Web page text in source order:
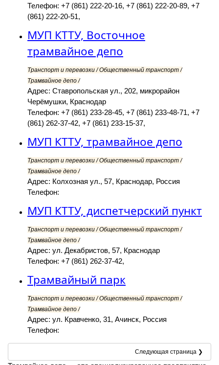
Телефон: +7 (861) 222-20-16, +7 (861) 222-20-89, +7
(861) 222-20-51,
МУП КТТУ, Восточное
трамвайное депо
Транспорт и перевозки / Общественный транспорт /
Трамвайное депо /
Адрес: Ставропольская ул., 202, микрорайон
Черёмушки, Краснодар
Телефон: +7 (861) 233-28-45, +7 (861) 233-48-71, +7
(861) 262-37-42, +7 (861) 233-15-37,
МУП КТТУ, трамвайное депо
Транспорт и перевозки / Общественный транспорт /
Трамвайное депо /
Адрес: Колхозная ул., 57, Краснодар, Россия
Телефон:
МУП КТТУ, диспетчерский пункт
Транспорт и перевозки / Общественный транспорт /
Трамвайное депо /
Адрес: ул. Декабристов, 57, Краснодар
Телефон: +7 (861) 262-37-42,
Трамвайный парк
Транспорт и перевозки / Общественный транспорт /
Трамвайное депо /
Адрес: ул. Кравченко, 31, Ачинск, Россия
Телефон:
Следующая страница ❯